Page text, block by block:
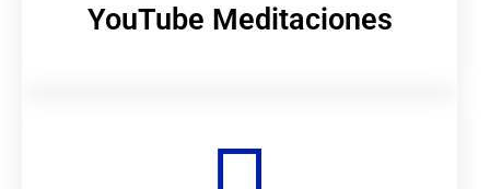
YouTube Meditaciones